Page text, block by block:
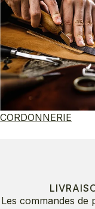
CORDONNERIE
Les commandes de